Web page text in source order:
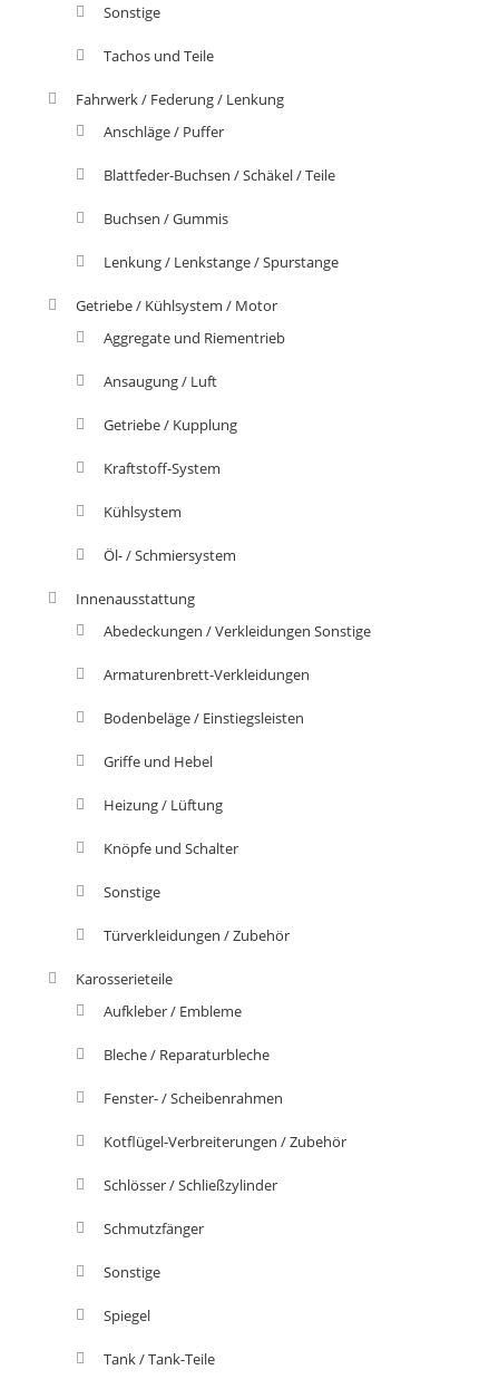
Sonstige
Tachos und Teile
Fahrwerk / Federung / Lenkung
Anschläge / Puffer
Blattfeder-Buchsen / Schäkel / Teile
Buchsen / Gummis
Lenkung / Lenkstange / Spurstange
Getriebe / Kühlsystem / Motor
Aggregate und Riementrieb
Ansaugung / Luft
Getriebe / Kupplung
Kraftstoff-System
Kühlsystem
Öl- / Schmiersystem
Innenausstattung
Abedeckungen / Verkleidungen Sonstige
Armaturenbrett-Verkleidungen
Bodenbeläge / Einstiegsleisten
Griffe und Hebel
Heizung / Lüftung
Knöpfe und Schalter
Sonstige
Türverkleidungen / Zubehör
Karosserieteile
Aufkleber / Embleme
Bleche / Reparaturbleche
Fenster- / Scheibenrahmen
Kotflügel-Verbreiterungen / Zubehör
Schlösser / Schließzylinder
Schmutzfänger
Sonstige
Spiegel
Tank / Tank-Teile